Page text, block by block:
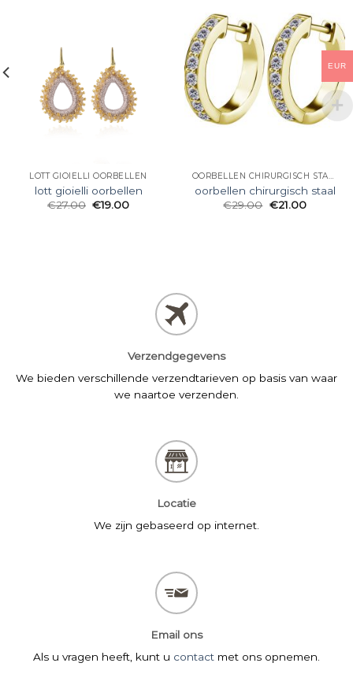
LOTT GIOIELLI OORBELLEN
lott gioielli oorbellen
€27.00 €19.00
OORBELLEN CHIRURGISCH STAAL
oorbellen chirurgisch staal
€29.00 €21.00
Verzendgegevens
We bieden verschillende verzendtarieven op basis van waar
we naartoe verzenden.
Locatie
We zijn gebaseerd op internet.
Email ons
Als u vragen heeft, kunt u contact met ons opnemen.
EUR